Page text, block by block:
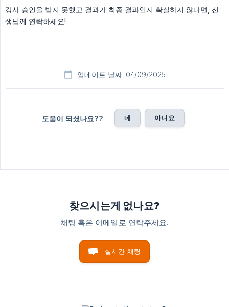
강사 승인을 받지 못했고 결과가 최종 결과인지 확실하지 않다면, 선
생님께 연락하세요!
업데이트 날짜: 04/09/2025
도움이 되셨나요?? 네 아니요
찾으시는게 없나요?
채팅 혹은 이메일로 연락주세요.
실시간 채팅